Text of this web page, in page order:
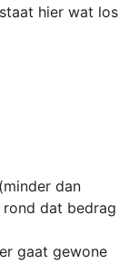
hier wat los
dan
dat bedrag
gaat gewone